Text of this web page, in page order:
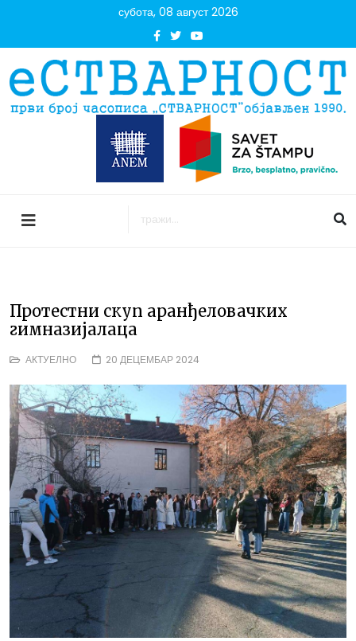
субота, 08 август 2026
Протестни скуп аранђеловачких
гимназијалаца
АКТУЕЛНО 20 ДЕЦЕМБАР 2024